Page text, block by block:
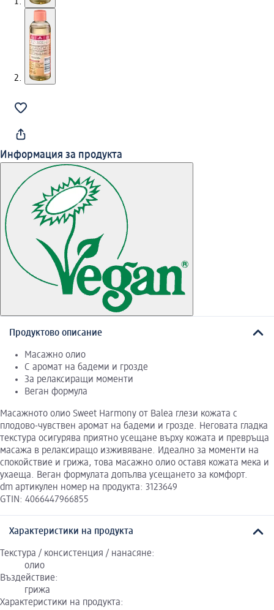
Информация за продукта
Продуктово описание
Масажно олио
С аромат на бадеми и грозде
За релаксиращи моменти
Веган формула
Масажното олио Sweet Harmony от Balea глези кожата с
плодово-чувствен аромат на бадеми и грозде. Неговата гладка
текстура осигурява приятно усещане върху кожата и превръща
масажа в релаксиращо изживяване. Идеално за моменти на
спокойствие и грижа, това масажно олио оставя кожата мека и
ухаеща. Веган формулата допълва усещането за комфорт.
dm артикулен номер на продукта: 3123649
GTIN: 4066447966855
Характеристики на продукта
Текстура / консистенция / нанасяне:
олио
Въздействие:
грижа
Характеристики на продукта: